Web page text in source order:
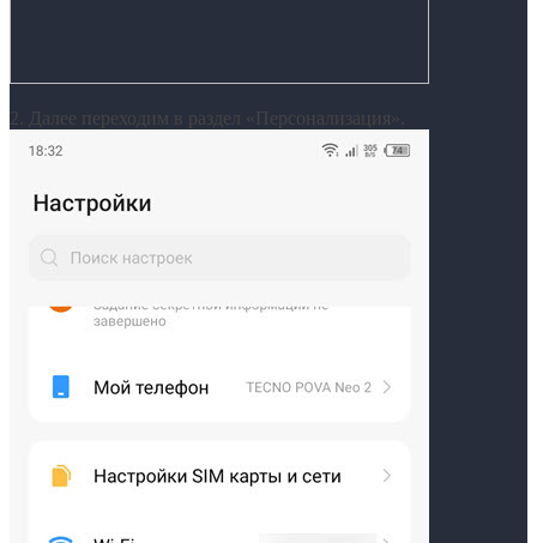
2. Далее переходим в раздел «Персонализация».